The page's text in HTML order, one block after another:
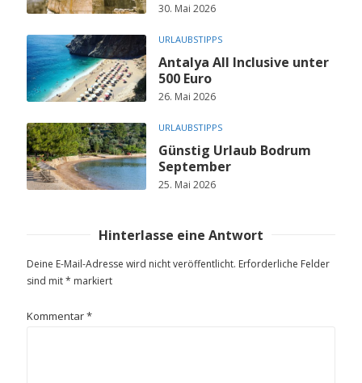
30. Mai 2026
URLAUBSTIPPS
Antalya All Inclusive unter
500 Euro
26. Mai 2026
URLAUBSTIPPS
Günstig Urlaub Bodrum
September
25. Mai 2026
Hinterlasse eine Antwort
Deine E-Mail-Adresse wird nicht veröffentlicht. Erforderliche Felder
sind mit* markiert
Kommentar*